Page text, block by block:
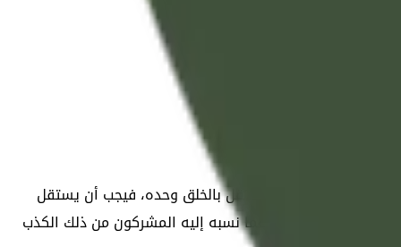
من العدم، فهو المستقل بالخلق وحده، فيجب أن يستقل
الكمال، تنزَّه وعلا عما نسبه إليه المشركون من ذلك الكذب